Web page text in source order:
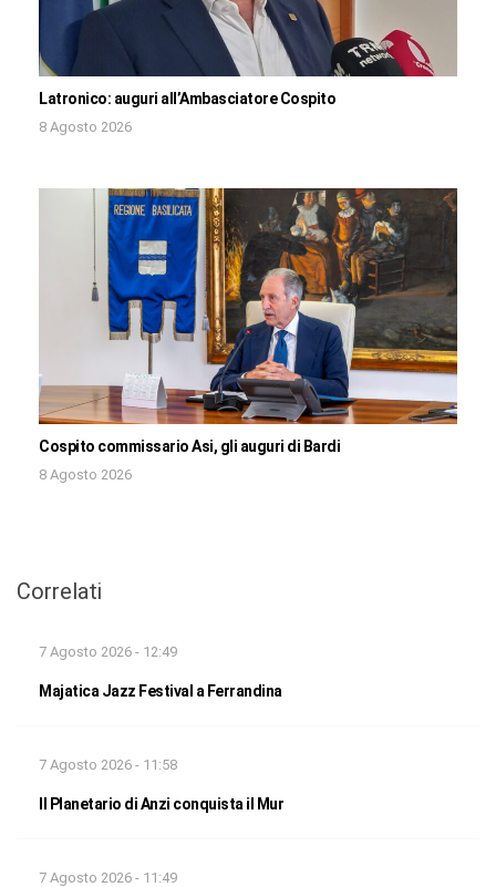
Latronico: auguri all’Ambasciatore Cospito
8 Agosto 2026
Cospito commissario Asi, gli auguri di Bardi
8 Agosto 2026
Correlati
7 Agosto 2026 - 12:49
Majatica Jazz Festival a Ferrandina
7 Agosto 2026 - 11:58
Il Planetario di Anzi conquista il Mur
7 Agosto 2026 - 11:49